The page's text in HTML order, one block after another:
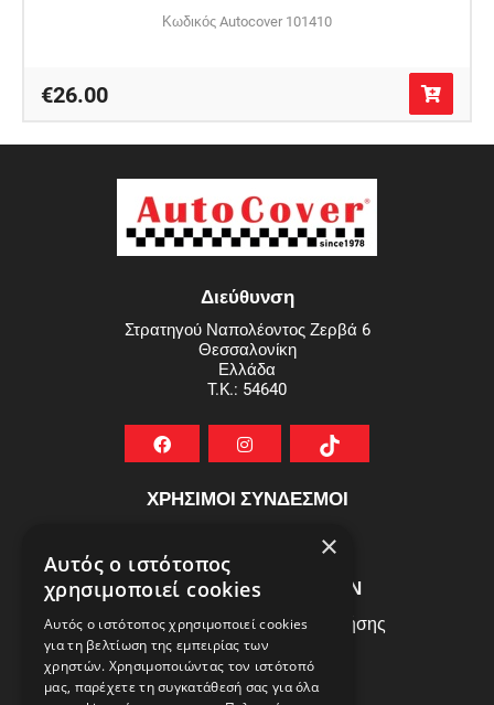
Κωδικός Autocover 101410
€26.00
Διεύθυνση
Στρατηγού Ναπολέοντος Ζερβά 6
Θεσσαλονίκη
Ελλάδα
T.K.: 54640
ΧΡΗΣΙΜΟΙ ΣΥΝΔΕΣΜΟΙ
ΕΞΥΠΗΡΕΤΗΣΗ ΠΕΛΑΤΩΝ
Πολιτική Δεδομένων - Όροι Χρήσης
Πολιτική Επιστροφών
Όροι Χρήσης
×
Αυτός ο ιστότοπος
χρησιμοποιεί cookies
Αυτός ο ιστότοπος χρησιμοποιεί cookies
για τη βελτίωση της εμπειρίας των
χρηστών. Χρησιμοποιώντας τον ιστότοπό
μας, παρέχετε τη συγκατάθεσή σας για όλα